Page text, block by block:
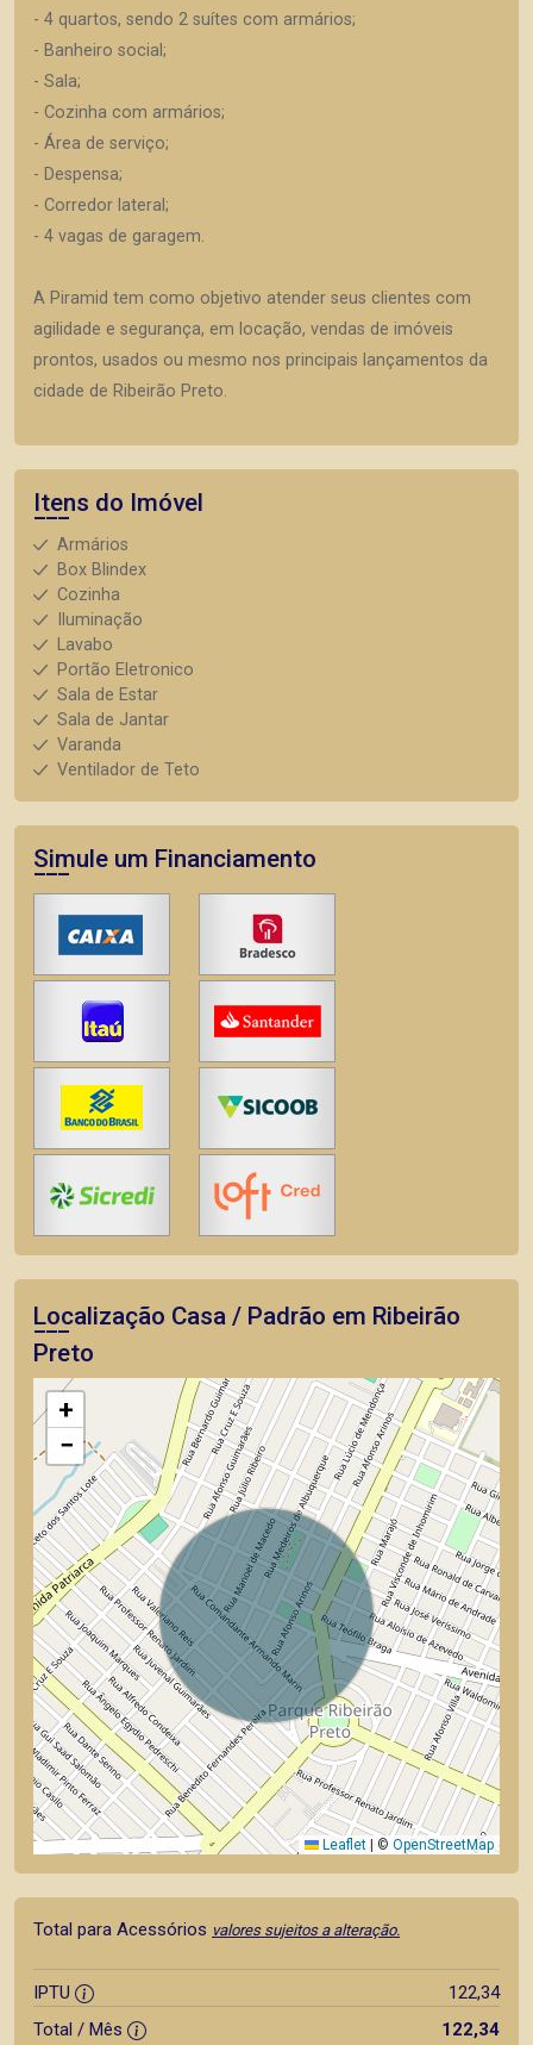
- 4 quartos, sendo 2 suítes com armários;
- Banheiro social;
- Sala;
- Cozinha com armários;
- Área de serviço;
- Despensa;
- Corredor lateral;
- 4 vagas de garagem.
A Piramid tem como objetivo atender seus clientes com
agilidade e segurança, em locação, vendas de imóveis
prontos, usados ou mesmo nos principais lançamentos da
cidade de Ribeirão Preto.
Itens do Imóvel
Armários
Box Blindex
Cozinha
Iluminação
Lavabo
Portão Eletronico
Sala de Estar
Sala de Jantar
Varanda
Ventilador de Teto
Simule um Financiamento
Localização Casa / Padrão em Ribeirão
Preto
+
−
Leaflet © OpenStreetMap
Total para Acessórios valores sujeitos a alteração.
IPTU
122,34
Total / Mês
122,34